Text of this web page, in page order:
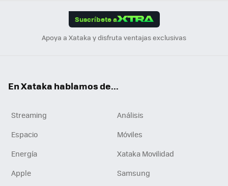
Suscríbete a
Apoya a Xataka y disfruta ventajas exclusivas
En Xataka hablamos de...
Streaming
Análisis
Espacio
Móviles
Energía
Xataka Movilidad
Apple
Samsung